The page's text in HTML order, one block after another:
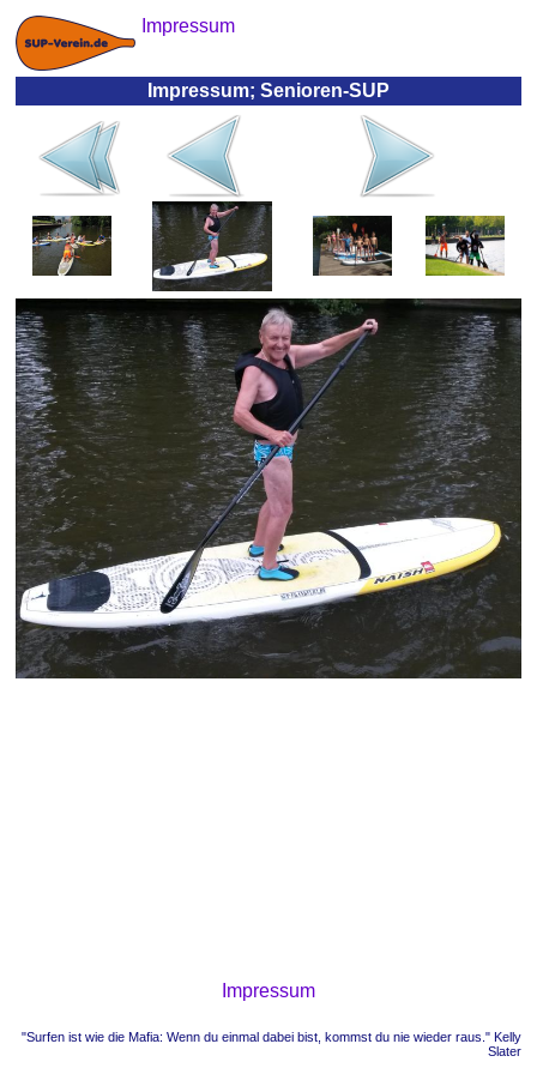
Impressum
Impressum; Senioren-SUP
Impressum
"Surfen ist wie die Mafia: Wenn du einmal dabei bist, kommst du nie wieder raus." Kelly
Slater